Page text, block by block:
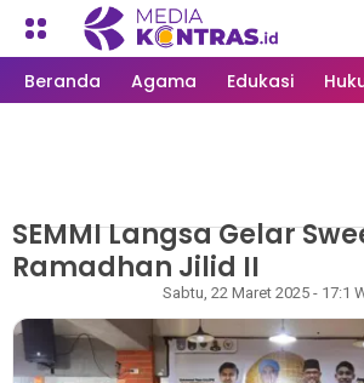
Beranda Agama Edukasi
MEDIAKONTRAS.ID/LANGSA
SEMMI Langsa Gelar
Ramadhan Jilid II
Sabtu, 22 Maret 2025 - 17:1